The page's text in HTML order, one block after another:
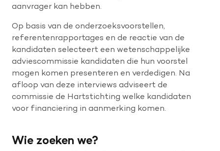
aanvrager kan hebben.
Op basis van de onderzoeksvoorstellen,
referentenrapportages en de reactie van de
kandidaten selecteert een wetenschappelijke
adviescommissie kandidaten die hun voorstel
mogen komen presenteren en verdedigen. Na
afloop van deze interviews adviseert de
commissie de Hartstichting welke kandidaten
voor financiering in aanmerking komen.
Wie zoeken we?